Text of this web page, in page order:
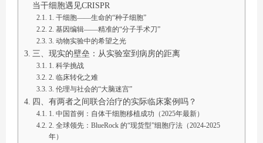
当干细胞遇见CRISPR
1. 干细胞——生命的“种子细胞”
2. 基因编辑——精准的“分子手术刀”
3. 动物实验中的希望之光
三、现实的壁垒：从实验室到病房的距离
1. 科学挑战
2. 临床转化之难
3. 伦理与社会的“大脑迷宫”
四、有两者之间联合治疗的实际临床案例吗？
1. 中国首例：自体干细胞移植成功（2025年最新）
2. 全球领先：BlueRock 的“现货型”细胞疗法（2024-2025
年）